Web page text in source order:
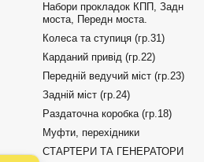
Набори прокладок КПП, Задн
моста, Передн моста.
Колеса та ступиця (гр.31)
Карданий привід (гр.22)
Передній ведучий міст (гр.23)
Задній міст (гр.24)
Раздаточна коробка (гр.18)
Муфти, перехідники
СТАРТЕРИ ТА ГЕНЕРАТОРИ